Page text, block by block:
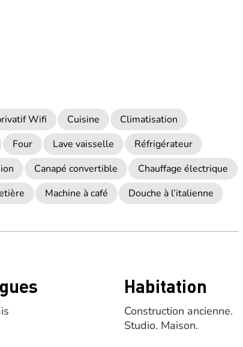
Wifi Cuisine
Climatisation
Four Lave vaisselle
Réfrigérateur
Canapé convertible
Chauffage électrique
Machine à café Douche à l’italienne
Habitation
Construction ancienne.
Studio. Maison.